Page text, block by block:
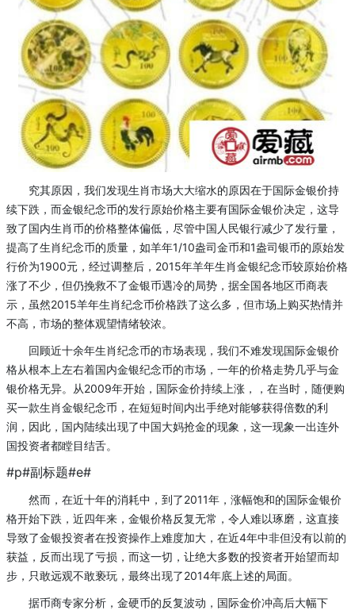
究其原因，我们发现生肖市场大大缩水的原因在于国际金银价持
续下跌，而金银纪念币的发行原始价格主要有国际金银价决定，这导
致了国内生肖币的价格整体偏低，尽管中国人民银行减少了发行量，
提高了生肖纪念币的质量，如羊年1/10盎司金币和1盎司银币的原始发
行价为1900元，经过调整后，2015年羊年生肖金银纪念币较原始价格
涨了不少，但仍挽救不了金银币遇冷的局势，据全国各地区币商表
示，虽然2015羊年生肖纪念币价格跌了这么多，但市场上购买热情并
不高，市场的整体观望情绪较浓。
回顾近十余年生肖纪念币的市场表现，我们不难发现国际金银价
格从根本上左右着国内金银纪念币的市场，一年的价格走势几乎与金
银价格无异。从2009年开始，国际金价持续上涨，，在当时，随便购
买一款生肖金银纪念币，在短短时间内出手绝对能够获得倍数的利
润，因此，国内陆续出现了中国大妈抢金的现象，这一现象一出连外
国投资者都瞠目结舌。
#p#副标题#e#
然而，在近十年的消耗中，到了2011年，涨幅饱和的国际金银价
格开始下跌，近四年来，金银价格反复无常，令人难以琢磨，这直接
导致了金银投资者在投资操作上难度加大，在近4年中非但没有以前的
获益，反而出现了亏损，而这一切，让绝大多数的投资者开始望而却
步，只敢远观不敢亵玩，最终出现了2014年底上述的局面。
据币商专家分析，金硬币的反复波动，国际金价冲高后大幅下